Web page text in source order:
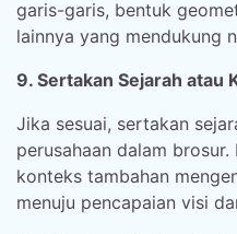
garis-garis, bentuk
lainnya yang mendukung
9. Sertakan Sejarah atau
Jika sesuai, sertakan
perusahaan dalam
konteks tambahan
menuju pencapaian visi